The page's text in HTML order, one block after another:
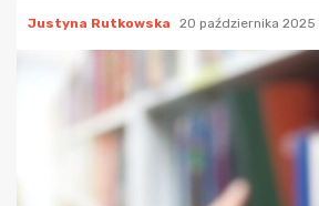
Justyna Rutkowska 20 października 2025